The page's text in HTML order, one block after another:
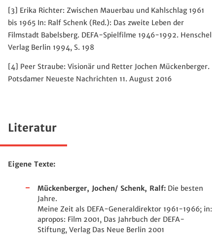
[3] Erika Richter: Zwischen Mauerbau und Kahlschlag 1961
bis 1965 In: Ralf Schenk (Red.): Das zweite Leben der
Filmstadt Babelsberg. DEFA-Spielfilme 1946-1992. Henschel
Verlag Berlin 1994, S. 198
[4] Peer Straube: Visionär und Retter Jochen Mückenberger.
Potsdamer Neueste Nachrichten 11. August 2016
Literatur
Eigene Texte:
Mückenberger, Jochen/ Schenk, Ralf: Die besten
Jahre.
Meine Zeit als DEFA-Generaldirektor 1961-1966; in:
apropos: Film 2001, Das Jahrbuch der DEFA-
Stiftung, Verlag Das Neue Berlin 2001